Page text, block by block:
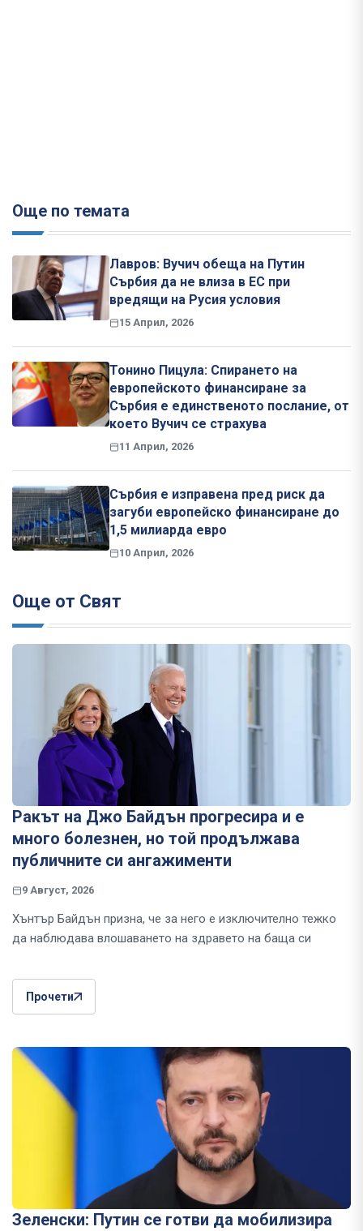
Още по темата
Лавров: Вучич обеща на Путин
Сърбия да не влиза в ЕС при
вредящи на Русия условия
15 Април, 2026
Тонино Пицула: Спирането на
европейското финансиране за
Сърбия е единственото послание, от
което Вучич се страхува
11 Април, 2026
Сърбия е изправена пред риск да
загуби европейско финансиране до
1,5 милиарда евро
10 Април, 2026
Още от Свят
Ракът на Джо Байдън прогресира и е
много болезнен, но той продължава
публичните си ангажименти
9 Август, 2026
Хънтър Байдън призна, че за него е изключително тежко
да наблюдава влошаването на здравето на баща си
Прочети
Зеленски: Путин се готви да мобилизира